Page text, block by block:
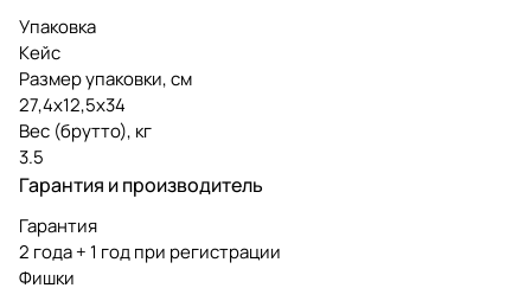
Упаковка
Кейс
Размер упаковки, см
27,4х12,5х34
Вес (брутто), кг
3.5
Гарантия и производитель
Гарантия
2 года + 1 год при регистрации
Фишки